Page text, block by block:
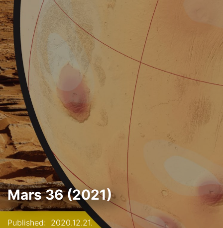
Mars 36 (2021)
Published: 2020.12.21.